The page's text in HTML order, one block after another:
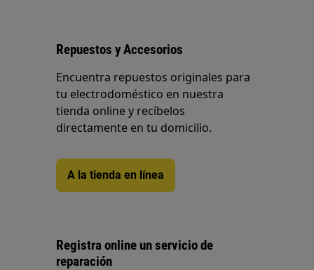
Repuestos y Accesorios
Encuentra repuestos originales para
tu electrodoméstico en nuestra
tienda online y recíbelos
directamente en tu domicilio.
A la tienda en línea
Registra online un servicio de
reparación